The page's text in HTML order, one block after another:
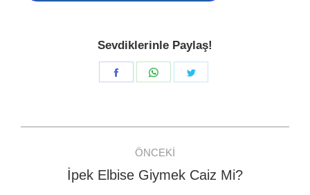
Sevdiklerinle Paylaş!
Share
Share
navigation
ÖNCEKI
Previous
İpek Elbise Giymek Caiz Mi?